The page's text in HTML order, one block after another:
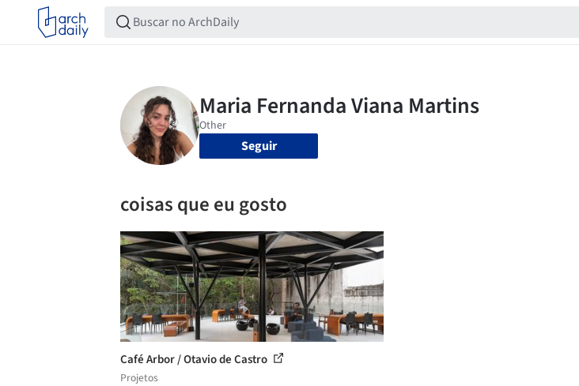
Seguir
coisas que eu gosto
Café Arbor / Otavio de Castro
Projetos